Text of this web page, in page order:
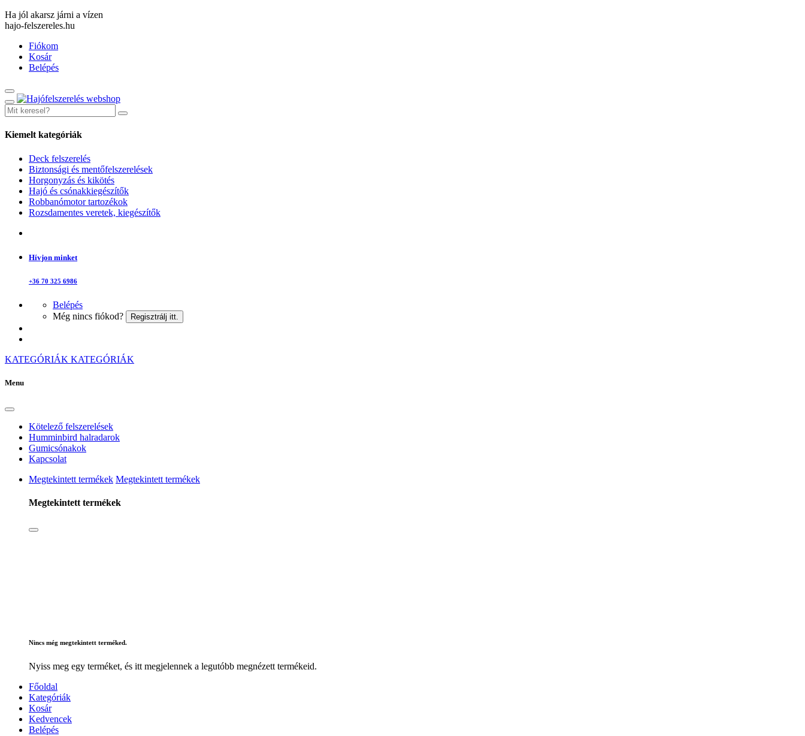
Ha jól akarsz járni a vízen
hajo-felszereles.hu
Fiókom
Kosár
Belépés
Kiemelt kategóriák
Deck felszerelés
Biztonsági és mentőfelszerelések
Horgonyzás és kikötés
Hajó és csónakkiegészítők
Robbanómotor tartozékok
Rozsdamentes veretek, kiegészítők
Hívjon minket
+36 70 325 6986
Belépés
Még nincs fiókod?
Regisztrálj itt.
KATEGÓRIÁK KATEGÓRIÁK
Menu
Kötelező felszerelések
Humminbird halradarok
Gumicsónakok
Kapcsolat
Megtekintett termékek Megtekintett termékek
Megtekintett termékek
Nincs még megtekintett terméked.
Nyiss meg egy terméket, és itt megjelennek a legutóbb megnézett termékeid.
Főoldal
Kategóriák
Kosár
Kedvencek
Belépés